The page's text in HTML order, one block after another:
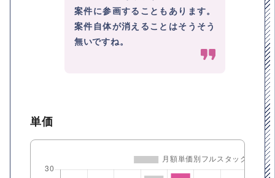
案件に参画することもあります。
案件自体が消えることはそうそう
無いですね。
単価